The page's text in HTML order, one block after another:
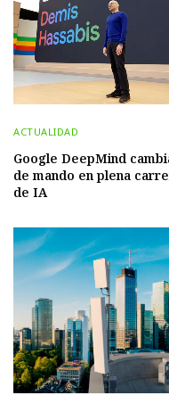
ACTUALIDAD
Google DeepMind
de mando en plena
de IA